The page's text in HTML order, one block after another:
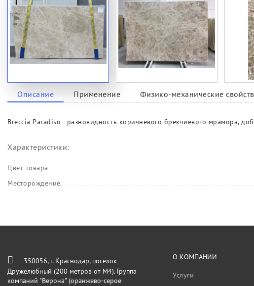
Описание Применение Физико-механические
Breccia Paradiso - разновидность коричневого брекчиевого мрамора,
Характеристики:
Цвет товара
Месторождение
350056, г. Краснодар, посёлок
Дружелюбный (200 метров от М4). Группа
компаний "Верона" (оранжево-серое
О КОМПАНИИ
Услуги